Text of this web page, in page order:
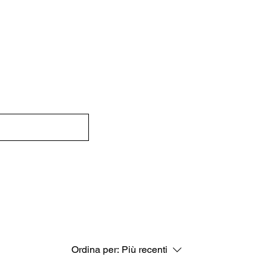
Ordina per: Più recenti